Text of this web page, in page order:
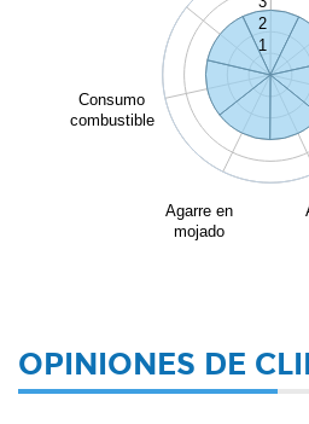
Agarre en
mojado
Consumo
combustible
1
2
OPINIONES DE